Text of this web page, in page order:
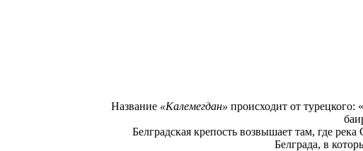
Название «Калемегдан» происходит от
Белградская крепость возвышает там, где
Белграда, в